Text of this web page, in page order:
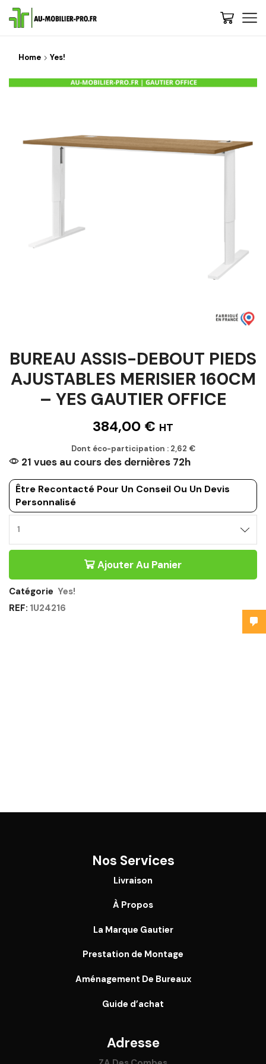
Home Yes!
BUREAU ASSIS-DEBOUT PIEDS
AJUSTABLES MERISIER 160CM
– YES GAUTIER OFFICE
384,00 € HT
Dont éco-participation : 2,62 €
21 vues au cours des dernières 72h
Être Recontacté Pour Un Conseil Ou Un Devis
Personnalisé
Ajouter Au Panier
Catégorie Yes!
REF: 1U24216
Nos Services
Livraison
À Propos
La Marque Gautier
Prestation de Montage
Aménagement De Bureaux
Guide d’achat
Adresse